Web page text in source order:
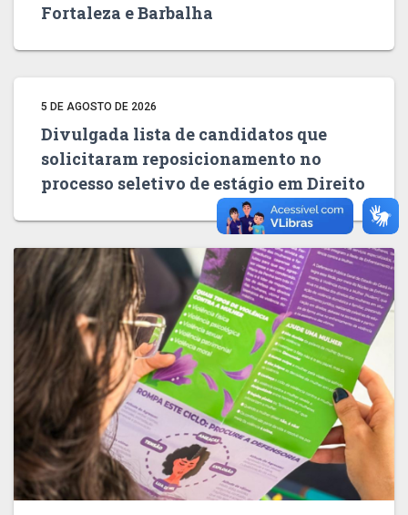
Fortaleza e Barbalha
5 DE AGOSTO DE 2026
Divulgada lista de candidatos que
solicitaram reposicionamento no
processo seletivo de estágio em Direito